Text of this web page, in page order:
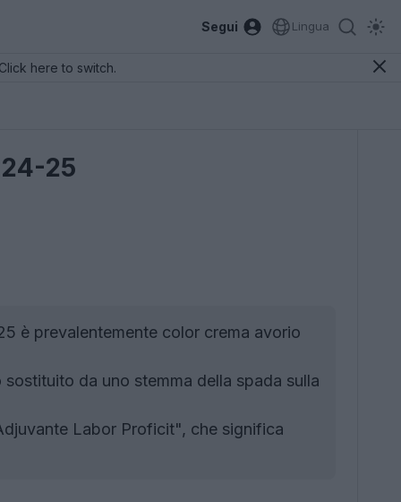
Segui Lingua
here to switch.
25
è prevalentemente color crema avorio
da uno stemma della spada sulla
Labor Proficit", che significa